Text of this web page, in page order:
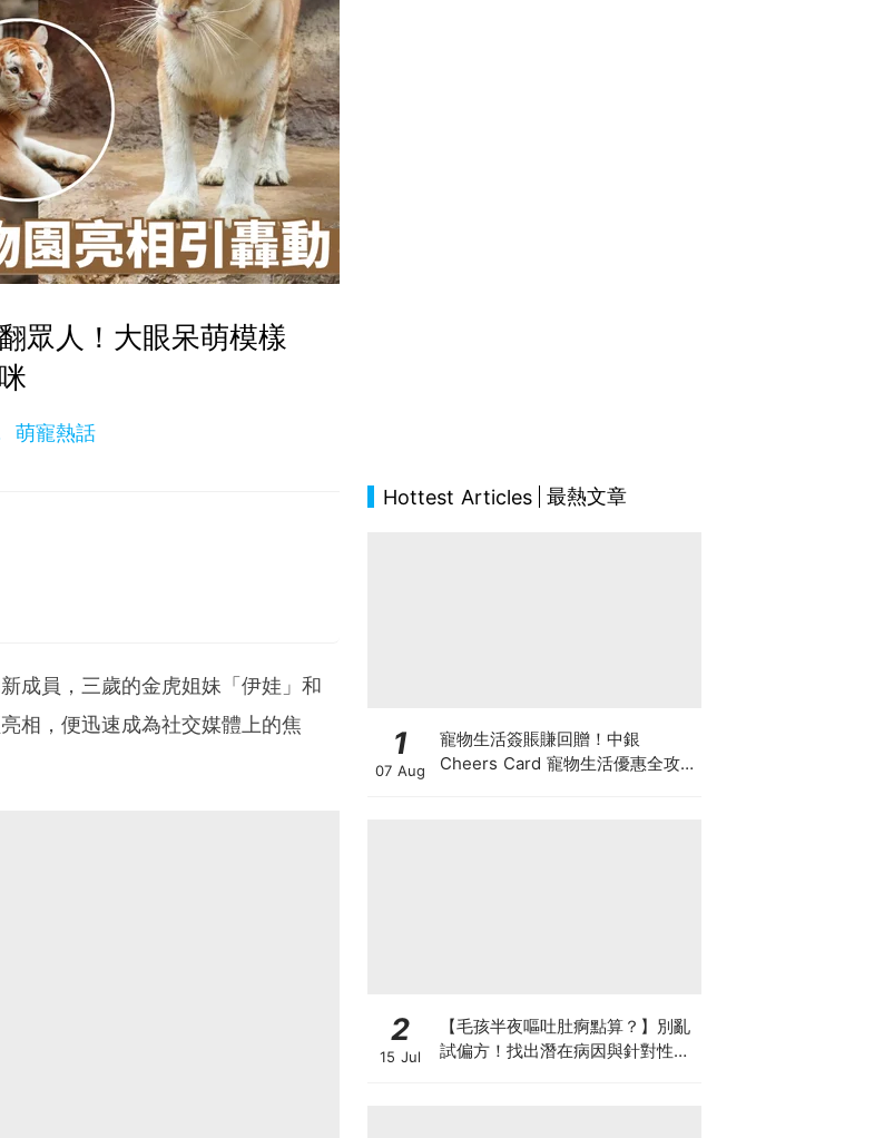
眾人！大眼呆萌模樣
萌寵熱話
成員，三歲的金虎姐妹「伊娃」和
相，便迅速成為社交媒體上的焦
Hottest Articles 最熱文章
1
07 Aug
寵物生活簽賬賺回贈！中銀
Cheers Card 寵物生活優惠全攻
2
15 Jul
【毛孩半夜嘔吐肚痾點算？】別亂
試偏方！找出潛在病因與針對性營